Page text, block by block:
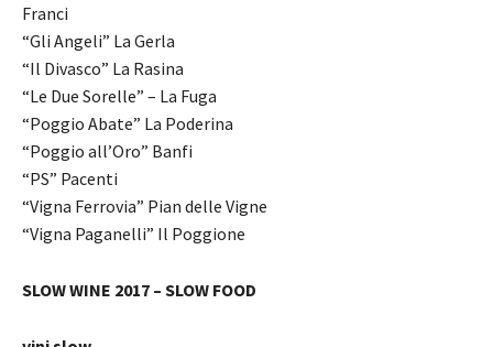
Franci
“Gli Angeli” La Gerla
“Il Divasco” La Rasina
“Le Due Sorelle” – La Fuga
“Poggio Abate” La Poderina
“Poggio all’Oro” Banfi
“PS” Pacenti
“Vigna Ferrovia” Pian delle Vigne
“Vigna Paganelli” Il Poggione
SLOW WINE 2017 – SLOW FOOD